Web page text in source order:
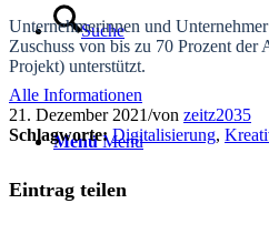
Suche
Menü Menü
Unternehmerinnen und
Zuschuss von bis zu 70 Prozent der
Projekt) unterstützt.
Alle Informationen
21. Dezember 2021/von zeitz2035
Schlagworte: Digitalisierung,
Eintrag teilen